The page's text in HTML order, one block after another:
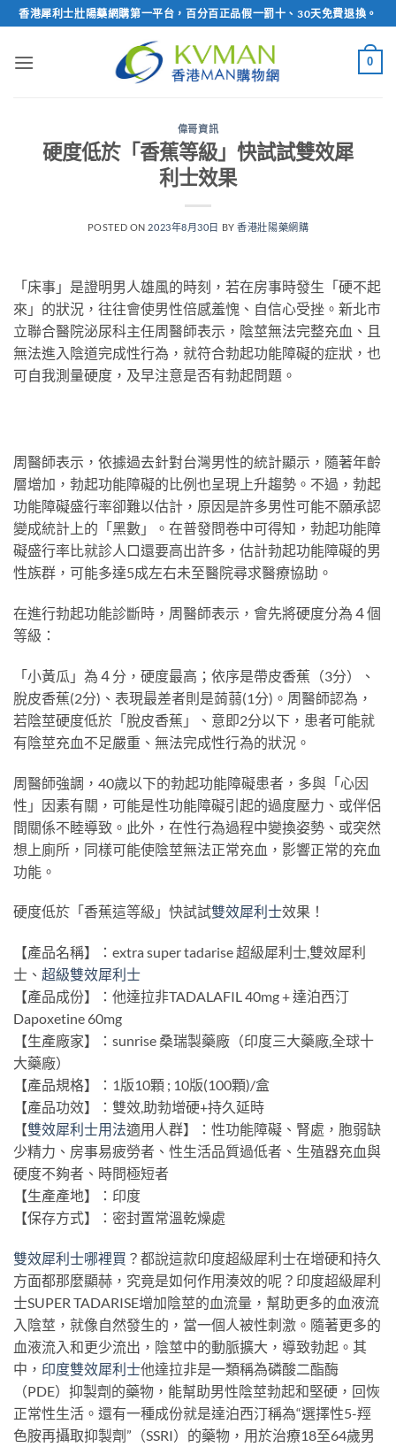
Skip
to
content
香港犀利士壯陽藥網購第一平台，百分百正品假一罰十、30天免費退換。
0
偉哥資訊
硬度低於「香蕉等級」快試試雙效犀
利士效果
POSTED ON 2023年8月30日 BY香港壯陽藥網購
「床事」是證明男人雄風的時刻，若在房事時發生「硬不起
來」的狀況，往往會使男性倍感羞愧、自信心受挫。新北市
立聯合醫院泌尿科主任周醫師表示，陰莖無法完整充血、且
無法進入陰道完成性行為，就符合勃起功能障礙的症狀，也
可自我測量硬度，及早注意是否有勃起問題。
周醫師表示，依據過去針對台灣男性的統計顯示，隨著年齡
層增加，勃起功能障礙的比例也呈現上升趨勢。不過，勃起
功能障礙盛行率卻難以估計，原因是許多男性可能不願承認
變成統計上的「黑數」。在普發問卷中可得知，勃起功能障
礙盛行率比就診人口還要高出許多，估計勃起功能障礙的男
性族群，可能多達5成左右未至醫院尋求醫療協助。
在進行勃起功能診斷時，周醫師表示，會先將硬度分為４個
等級：
「小黃瓜」為４分，硬度最高；依序是帶皮香蕉（3分）、
脫皮香蕉(2分)、表現最差者則是蒟蒻(1分)。周醫師認為，
若陰莖硬度低於「脫皮香蕉」、意即2分以下，患者可能就
有陰莖充血不足嚴重、無法完成性行為的狀況。
周醫師強調，40歲以下的勃起功能障礙患者，多與「心因
性」因素有關，可能是性功能障礙引起的過度壓力、或伴侶
間關係不睦導致。此外，在性行為過程中變換姿勢、或突然
想上廁所，同樣可能使陰莖無法正常充血，影響正常的充血
功能。
硬度低於「香蕉這等級」快試試雙效犀利士效果！
【產品名稱】：extra super tadarise 超級犀利士,雙效犀利
士、 超級雙效犀利士
【產品成份】：他達拉非TADALAFIL 40mg + 達泊西汀
Dapoxetine 60mg
【生產廠家】：sunrise 桑瑞製藥廠（印度三大藥廠,全球十
大藥廠）
【產品規格】：1版10顆 ; 10版(100顆)/盒
【產品功效】：雙效,助勃增硬+持久延時
【雙效犀利士用法適用人群】：性功能障礙、腎處，胞弱缺
少精力、房事易疲勞者、性生活品質過低者、生殖器充血與
硬度不夠者、時問極短者
【生產產地】：印度
【保存方式】：密封置常溫乾燥處
雙效犀利士哪裡買 ？都說這款印度超級犀利士在增硬和持久
方面都那麼顯赫，究竟是如何作用湊效的呢？印度超級犀利
士SUPER TADARISE增加陰莖的血流量，幫助更多的血液流
入陰莖，就像自然發生的，當一個人被性刺激。隨著更多的
血液流入和更少流出，陰莖中的動脈擴大，導致勃起。其
中， 印度雙效犀利士他達拉非是一類稱為磷酸二酯酶
（PDE）抑製劑的藥物，能幫助男性陰莖勃起和堅硬，回恢
正常性生活。還有一種成份就是達泊西汀稱為“選擇性5-羥
色胺再攝取抑製劑”（SSRI）的藥物，用於治療18至64歲男